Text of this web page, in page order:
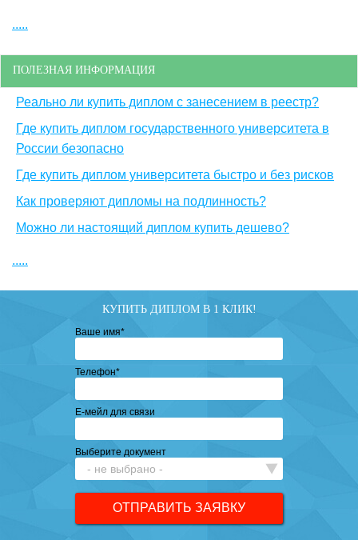
.....
ПОЛЕЗНАЯ ИНФОРМАЦИЯ
Реально ли купить диплом с занесением в реестр?
Где купить диплом государственного университета в
России безопасно
Где купить диплом университета быстро и без рисков
Как проверяют дипломы на подлинность?
Можно ли настоящий диплом купить дешево?
.....
КУПИТЬ ДИПЛОМ В 1 КЛИК!
Ваше имя*
Телефон*
Е-мейл для связи
Выберите документ